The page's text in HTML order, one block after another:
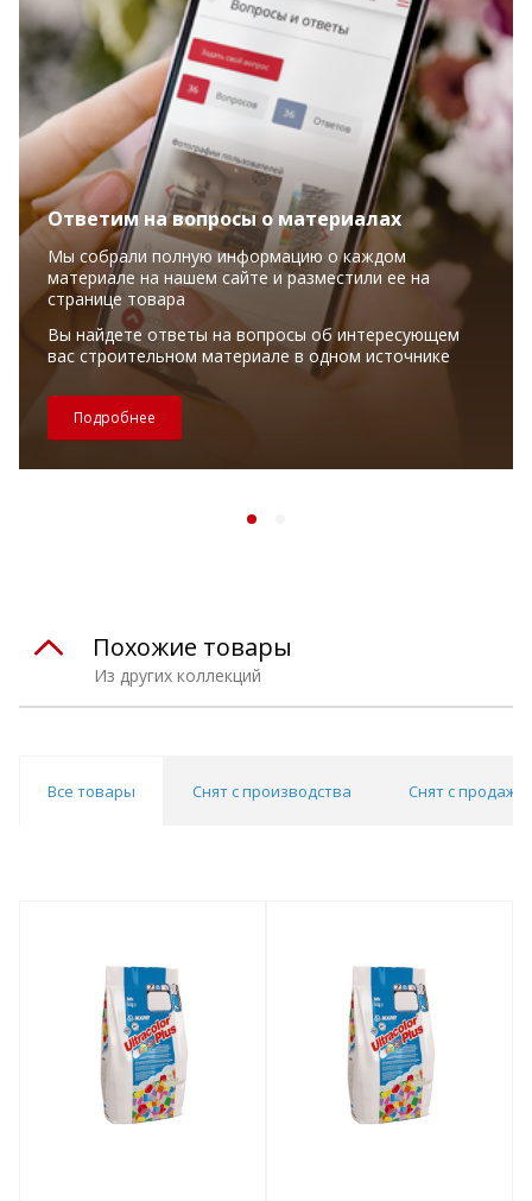
Ответим на вопросы о материалах
Мы собрали полную информацию о каждом
материале на нашем сайте и разместили ее на
странице товара
Вы найдете ответы на вопросы об интересующем
вас строительном материале в одном источнике
Подробнее
Из других коллекций
Похожие товары
Все товары Снят с производства Снят с продаж